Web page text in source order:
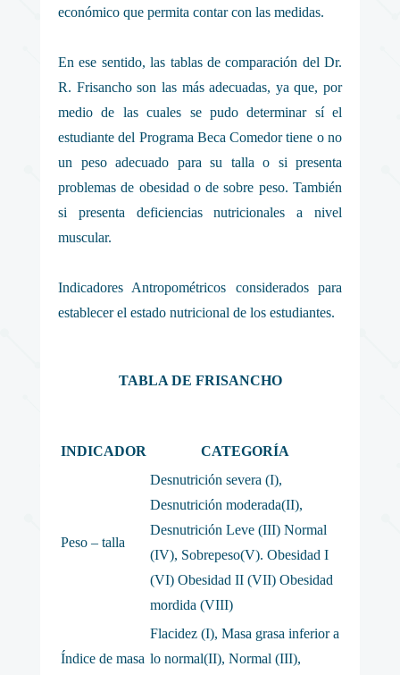
económico que permita contar con las medidas.
En ese sentido, las tablas de comparación del Dr.
R. Frisancho son las más adecuadas, ya que, por
medio de las cuales se pudo determinar sí el
estudiante del Programa Beca Comedor tiene o no
un peso adecuado para su talla o si presenta
problemas de obesidad o de sobre peso. También
si presenta deficiencias nutricionales a nivel
muscular.
Indicadores Antropométricos considerados para
establecer el estado nutricional de los estudiantes.
TABLA DE FRISANCHO
INDICADOR CATEGORÍA
Peso – talla
Desnutrición severa (I),
Desnutrición moderada(II),
Desnutrición Leve (III) Normal
(IV), Sobrepeso(V). Obesidad I
(VI) Obesidad II (VII) Obesidad
mordida (VIII)
Índice de masa
Flacidez (I), Masa grasa inferior a
lo normal(II), Normal (III),